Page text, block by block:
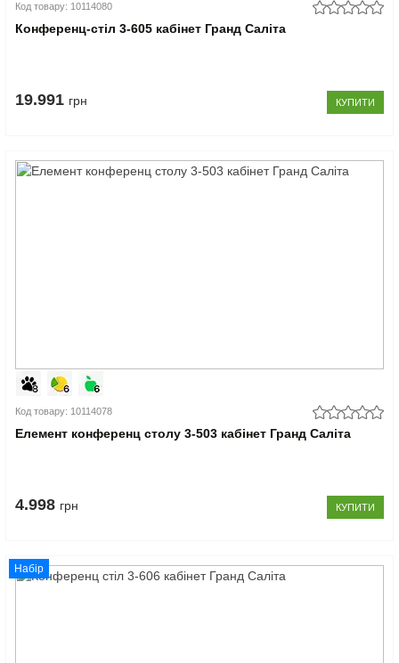
Код товару: 10114080
Конференц-стіл 3-605 кабінет Гранд Саліта
19.991 грн КУПИТИ
Код товару: 10114078
Елемент конференц столу 3-503 кабінет Гранд Саліта
4.998 грн КУПИТИ
Набір